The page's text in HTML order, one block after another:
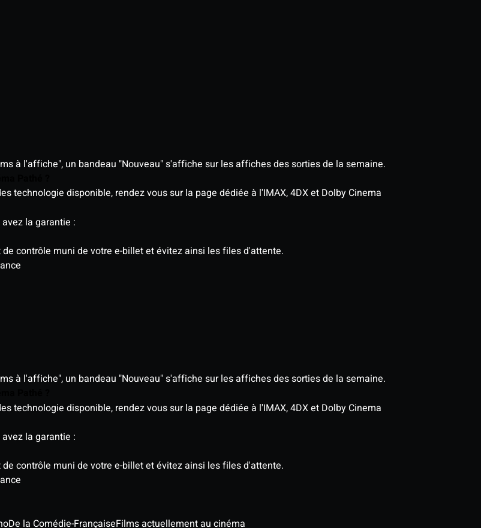
à l'affiche", un bandeau "Nouveau" s'affiche sur les affiches des sorties de la semaine.
technologie disponible, rendez vous sur la page dédiée à l'IMAX, 4DX et Dolby Cinema
la garantie :
contrôle muni de votre e-billet et évitez ainsi les files d'attente.
à l'affiche", un bandeau "Nouveau" s'affiche sur les affiches des sorties de la semaine.
technologie disponible, rendez vous sur la page dédiée à l'IMAX, 4DX et Dolby Cinema
la garantie :
contrôle muni de votre e-billet et évitez ainsi les files d'attente.
De la Comédie-FrançaiseFilms actuellement au cinéma